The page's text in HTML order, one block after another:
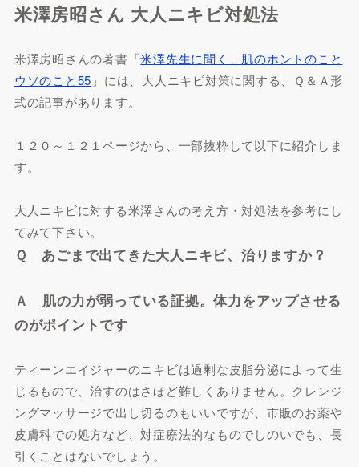
米澤房昭さん 大人ニキビ対処法
米澤房昭さんの著書「米澤先生に聞く、肌のホントのこと
ウソのこと55 」には、大人ニキビ対策に関する、Ｑ＆Ａ形
式の記事があります。
１２０～１２１ページから、一部抜粋して以下に紹介しま
す。
大人ニキビに対する米澤さんの考え方・対処法を参考にし
てみて下さい。
Ｑ あごまで出てきた大人ニキビ、治りますか？
Ａ 肌の力が弱っている証拠。体力をアップさせる
のがポイントです
ティーンエイジャーのニキビは過剰な皮脂分泌によって生
じるもので、治すのはさほど難しくありません。クレンジ
ングマッサージで出し切るのもいいですが、市販のお薬や
皮膚科での処方など、対症療法的なものでしのいでも、長
引くことはないでしょう。